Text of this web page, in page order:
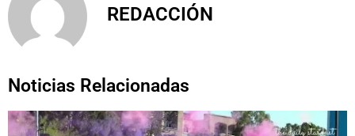
REDACCIÓN
Noticias Relacionadas